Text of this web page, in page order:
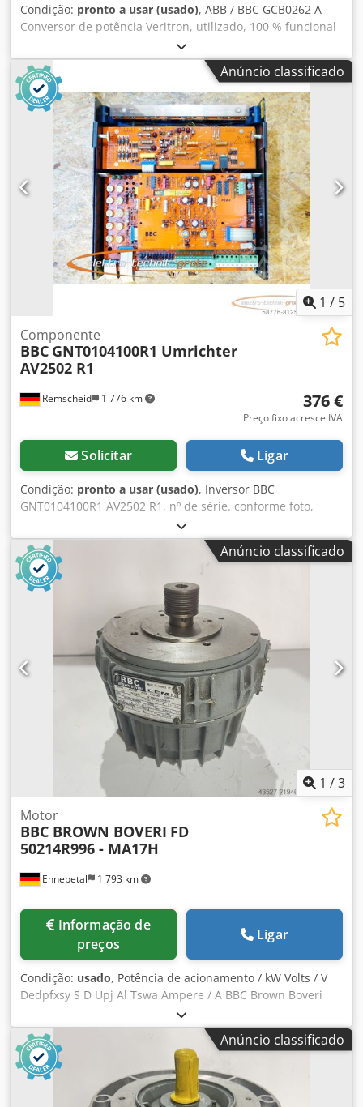
Condição: pronto a usar (usado), ABB / BBC GCB0262 A
Conversor de potência Veritron, utilizado, 100 % funcional
Anúncio classificado
1 / 5
Remscheid 1 776 km
Componente
BBC GNT0104100R1 Umrichter
AV2502 R1
376 €
Preço fixo acresce IVA
Solicitar Ligar
Condição: pronto a usar (usado), Inversor BBC
GNT0104100R1 AV2502 R1, nº de série. conforme foto,
usado, sinais normais de desgaste, 100% funcional
Dwedpfxsi D T Inj Al Tsa
Anúncio classificado
1 /3
Ennepetal 1 793 km
Motor
BBC BROWN BOVERI FD
50214R996 - MA17H
preços
Ligar
Condição: usado, Potência de acionamento / kW Volts / V
Dedpfxsy S D Upj Al Tswa Ampere / A BBC Brown Boveri
motor de disco FD 50214R996 - MA17H SERVO MOTOR
Código: FD 50214R996 Tipo: MA17H
Anúncio classificado